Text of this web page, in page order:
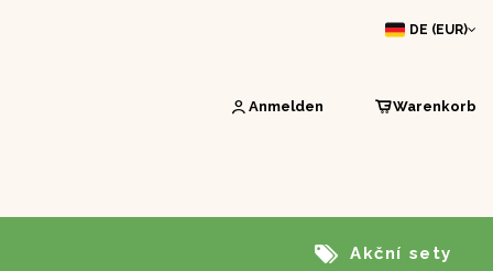
DE (EUR)
Anmelden Warenkorb
Akční sety